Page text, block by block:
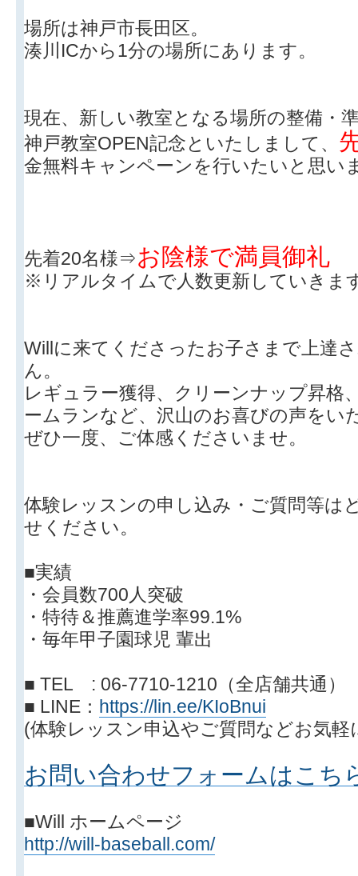
場所は神戸市長田区。
湊川ICから1分の場所にあります。
現在、新しい教室となる場所の整備・
神戸教室OPEN記念といたしまして、
金無料キャンペーンを行いたいと思い
先着20名様⇒お陰様で満員御礼
※リアルタイムで人数更新していきま
Willに来てくださったお子さまで上達
ん。
レギュラー獲得、クリーンナップ昇格
ームランなど、沢山のお喜びの声をい
ぜひ一度、ご体感くださいませ。
体験レッスンの申し込み・ご質問等は
せください。
■実績
・会員数700人突破
・特待＆推薦進学率99.1%
・毎年甲子園球児 輩出
■ TEL : 06-7710-1210（全店舗共通）
■ LINE： https://lin.ee/KIoBnui
(体験レッスン申込やご質問などお気軽
お問い合わせフォームはこち
■Will ホームページ
http://will-baseball.com/